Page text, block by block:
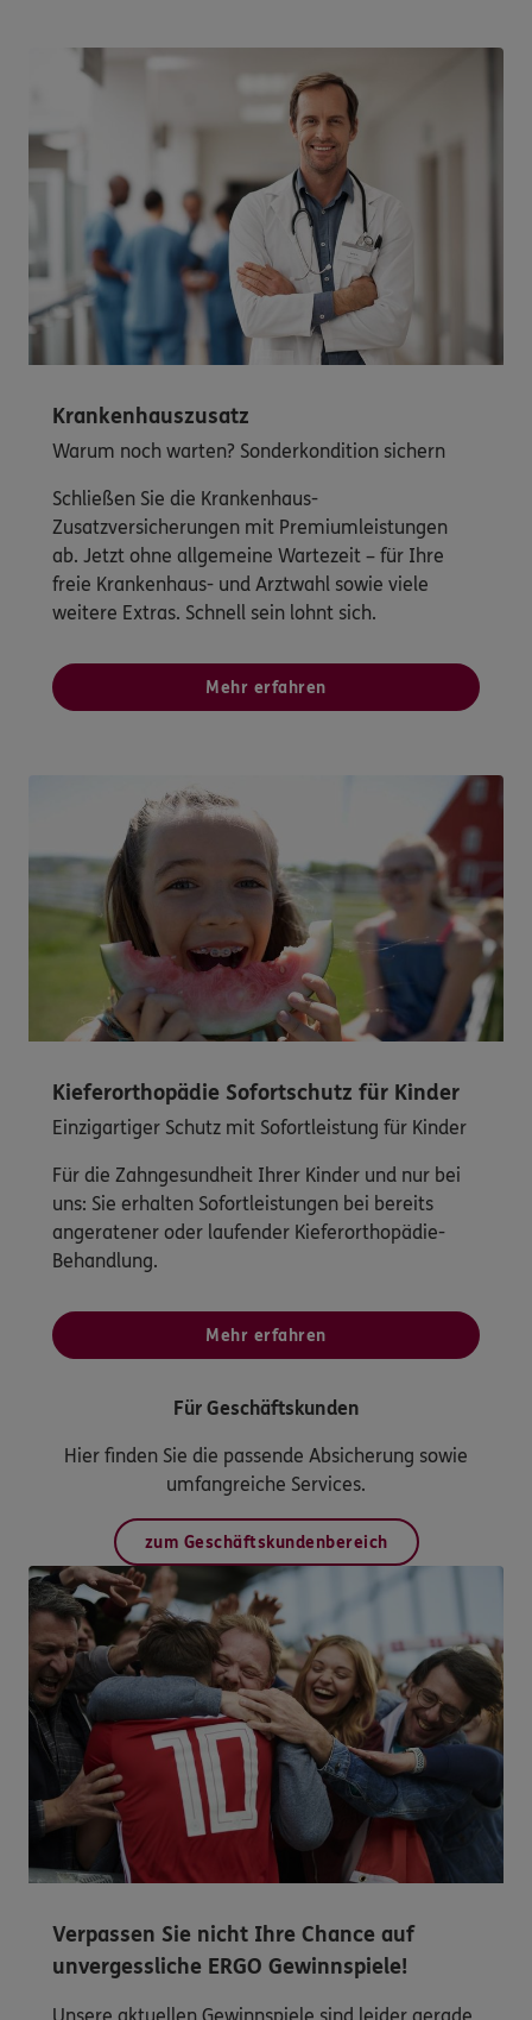
Krankenhauszusatz
Warum noch warten? Sonderkondition sichern
Schließen Sie die Krankenhaus-
Zusatzversicherungen mit Premiumleistungen
ab. Jetzt ohne allgemeine Wartezeit – für Ihre
freie Krankenhaus- und Arztwahl sowie viele
weitere Extras. Schnell sein lohnt sich.
Mehr erfahren
Kieferorthopädie Sofortschutz für Kinder
Einzigartiger Schutz mit Sofortleistung für Kinder
Für die Zahngesundheit Ihrer Kinder und nur bei
uns: Sie erhalten Sofortleistungen bei bereits
angeratener oder laufender Kieferorthopädie-
Behandlung.
Mehr erfahren
Für Geschäftskunden
Hier finden Sie die passende Absicherung sowie
umfangreiche Services.
zum Geschäftskundenbereich
Verpassen Sie nicht Ihre Chance auf
unvergessliche ERGO Gewinnspiele!